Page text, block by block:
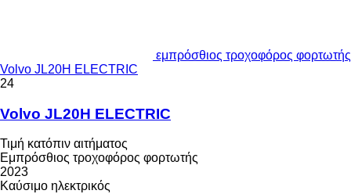
εμπρόσθιος τροχοφόρος φορτωτής
Volvo JL20H ELECTRIC
24
Volvo JL20H ELECTRIC
Τιμή κατόπιν αιτήματος
Εμπρόσθιος τροχοφόρος φορτωτής
2023
Καύσιμο ηλεκτρικός